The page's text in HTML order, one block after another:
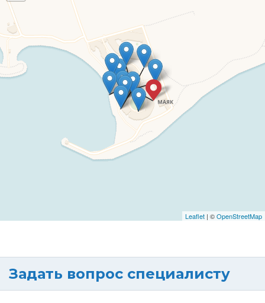
Leaflet | ©OpenStreetMap
Задать вопрос специалисту